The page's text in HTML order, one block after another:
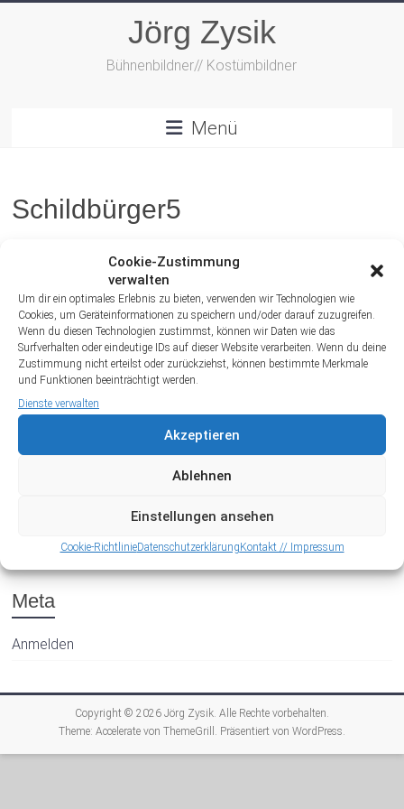
Cookie-Zustimmung
verwalten
Um dir ein optimales Erlebnis zu bieten, verwenden wir Technologien wie
Cookies, um Geräteinformationen zu speichern und/oder darauf zuzugreifen.
Wenn du diesen Technologien zustimmst, können wir Daten wie das
Surfverhalten oder eindeutige IDs auf dieser Website verarbeiten. Wenn du deine
Zustimmung nicht erteilst oder zurückziehst, können bestimmte Merkmale
und Funktionen beeinträchtigt werden.
Dienste verwalten
Akzeptieren
Ablehnen
Einstellungen ansehen
Cookie-RichtlinieDatenschutzerklärung Kontakt // Impressum
Jörg Zysik
Bühnenbildner// Kostümbildner
Menü
Schildbürger5
Meta
Anmelden
Copyright © 2026 Jörg Zysik. Alle Rechte vorbehalten.
Theme: Acceleratevon ThemeGrill. Präsentiert von WordPress.